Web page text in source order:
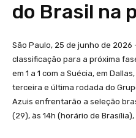
do Brasil na
São Paulo, 25 de junho de 2026
classificação para a próxima
em 1 a 1 com a Suécia, em
terceira e última rodada do
Azuis enfrentarão a seleção
(29), às 14h (horário de Brasília),